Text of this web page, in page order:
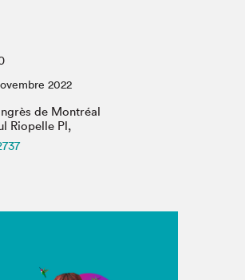
et en ligne
2022
de Montréal
Riopelle Pl,